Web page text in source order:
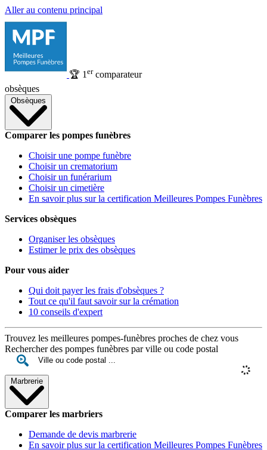
Aller au contenu principal
🏆 1 ercomparateur
obsèques
Obsèques
Comparer les pompes funèbres
Choisir une pompe funèbre
Choisir un crematorium
Choisir un funérarium
Choisir un cimetière
En savoir plus sur la certification Meilleures Pompes Funèbres
Services obsèques
Organiser les obsèques
Estimer le prix des obsèques
Pour vous aider
Qui doit payer les frais d'obsèques ?
Tout ce qu'il faut savoir sur la crémation
10 conseils d'expert
Trouvez les meilleures pompes-funèbres proches de chez vous
Rechercher des pompes funèbres par ville ou code postal
Marbrerie
Comparer les marbriers
Demande de devis marbrerie
En savoir plus sur la certification Meilleures Pompes Funèbres